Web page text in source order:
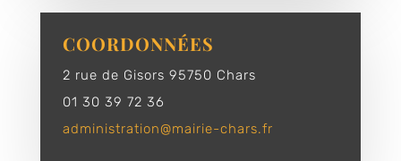
COORDONNÉES
2 rue de Gisors 95750 Chars
01 30 39 72 36
administration@mairie-chars.fr